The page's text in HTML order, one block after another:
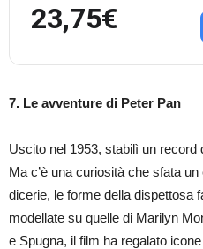
23,75€
7. Le avventure di Peter Pan
Uscito nel 1953, stabilì un record
Ma c’è una curiosità che sfata
dicerie, le forme della dispettosa
modellate su quelle di Marilyn
e Spugna, il film ha regalato